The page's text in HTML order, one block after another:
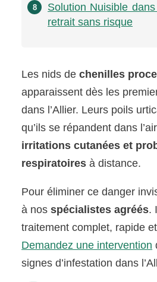
8
Solution Nuisible
retrait sans risque
Les nids dechenilles
apparaissent dès les
dans l’Allier. Leurs poils
qu’ils se répandent dans
irritations cutanées et
respiratoires à distance.
Pour éliminer ce danger
à nosspécialistes agréés.
traitement complet, rapide
Demandez une intervention
signes d’infestation dans